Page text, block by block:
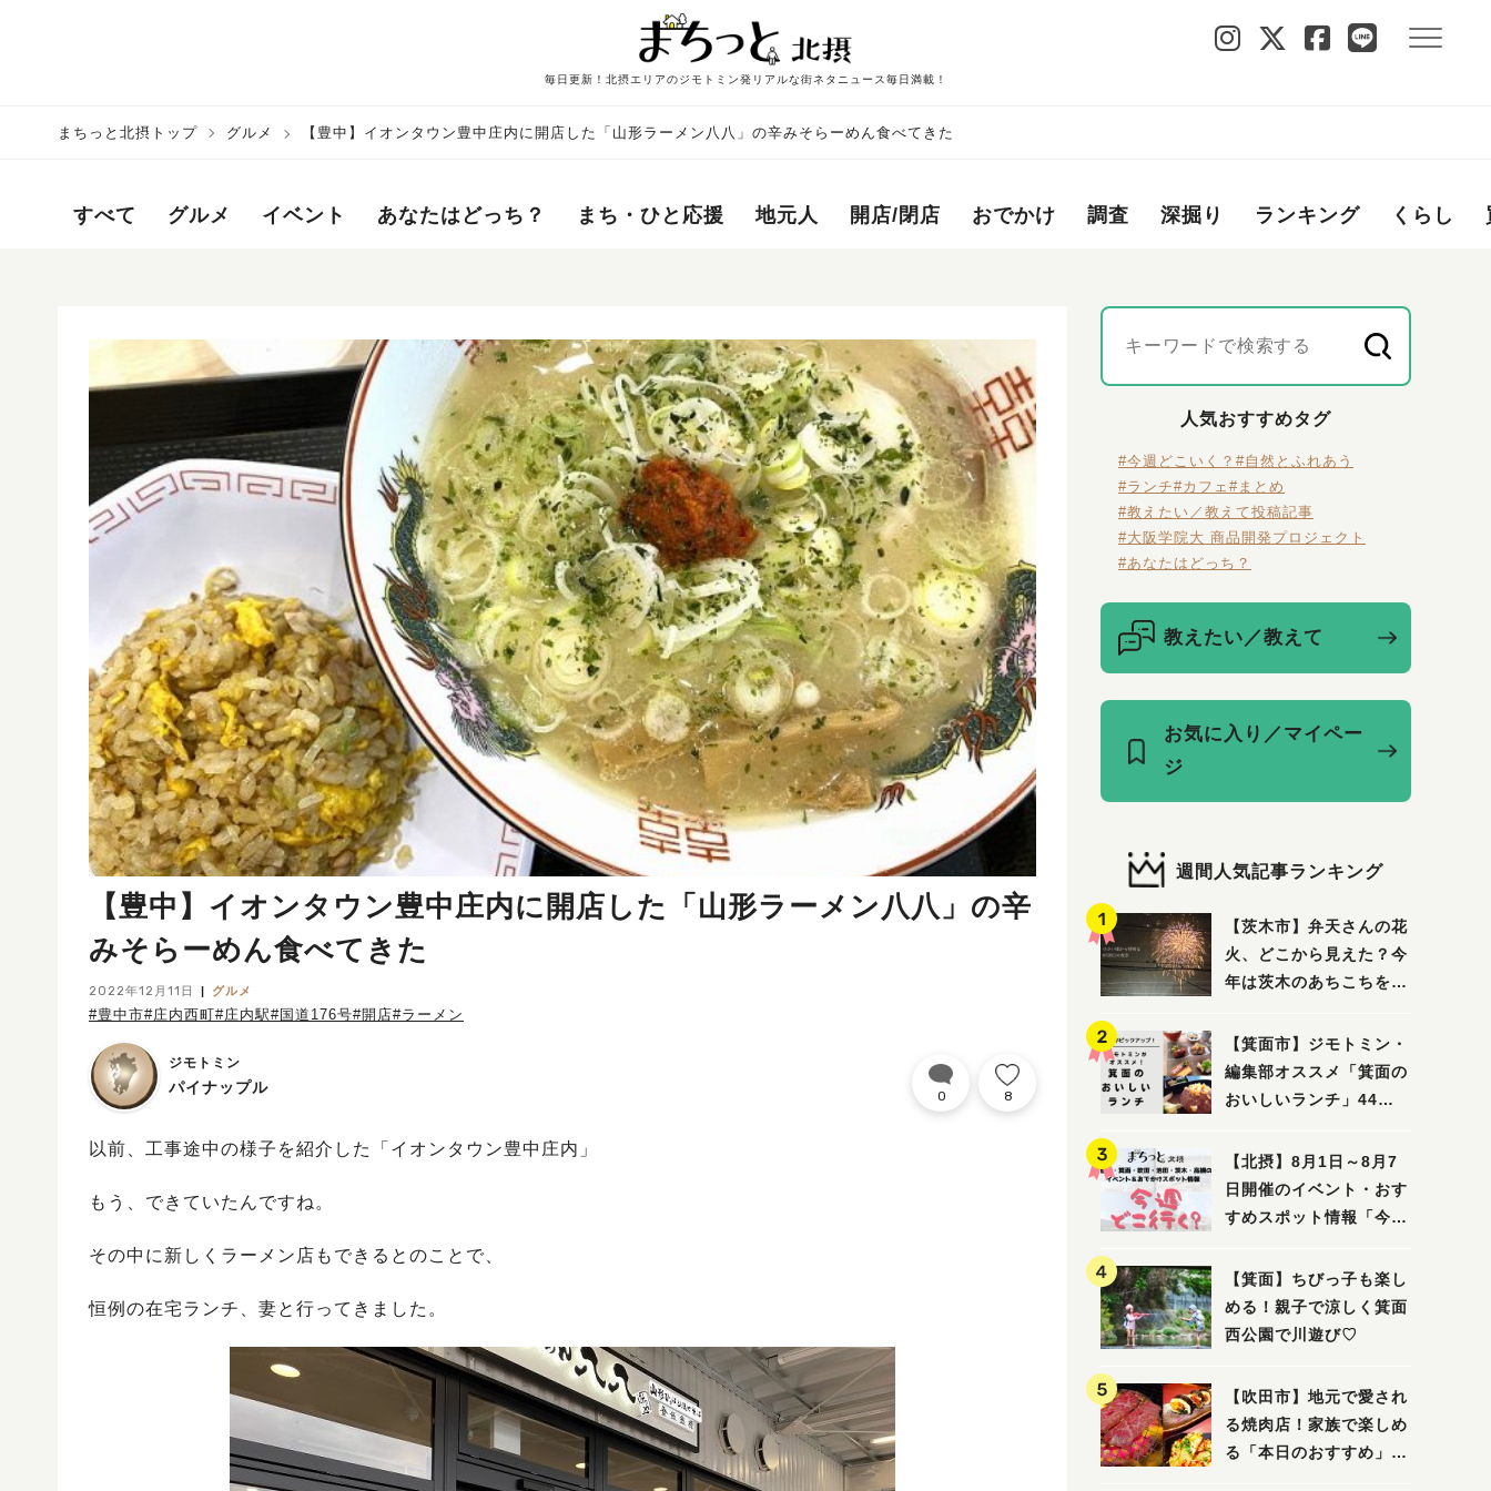
毎日更新！北摂エリアのジモトミン発リアルな街ネタニュース毎日満載！
まちっと北摂トップ グルメ 【豊中】イオンタウン豊中庄内に開店した「山形ラーメン八八」の辛みそらーめん食べてきた
すべて グルメ イベント あなたはどっち？ まち・ひと応援 地元人 開店/閉店 おでかけ 調査 深掘り ランキング くらし
【豊中】イオンタウン豊中庄内に開店した「山形ラーメン八八」の辛
みそらーめん食べてきた
2022年12月11日 グルメ
#豊中市#庄内西町#庄内駅#国道176号#開店#ラーメン
ジモトミン
パイナップル 0 8
以前、工事途中の様子を紹介した「イオンタウン豊中庄内」
もう、できていたんですね。
その中に新しくラーメン店もできるとのことで、
恒例の在宅ランチ、妻と行ってきました。
人気おすすめタグ
#今週どこいく？ #自然とふれあう
#ランチ#カフェ #まとめ
#教えたい／教えて投稿記事
#大阪学院大 商品開発プロジェクト
#あなたはどっち？
教えたい／教えて
お気に入り／マイペー
ジ
週間人気記事ランキング
【茨木市】弁天さんの花
火、どこから見えた？今
年は茨木のあちこちを巡
【箕面市】ジモトミン・
編集部オススメ「箕面の
おいしいランチ」44
から穴場まで！〜
【北摂】8月1日～8月7
日開催のイベント・おす
すめスポット情報「今週
面・吹田・池田・茨木・
高槻）
【箕面】ちびっ子も楽し
める！親子で涼しく箕面
西公園で川遊び♡
【吹田市】地元で愛され
る焼肉店！家族で楽しめ
る「本日のおすすめ」で